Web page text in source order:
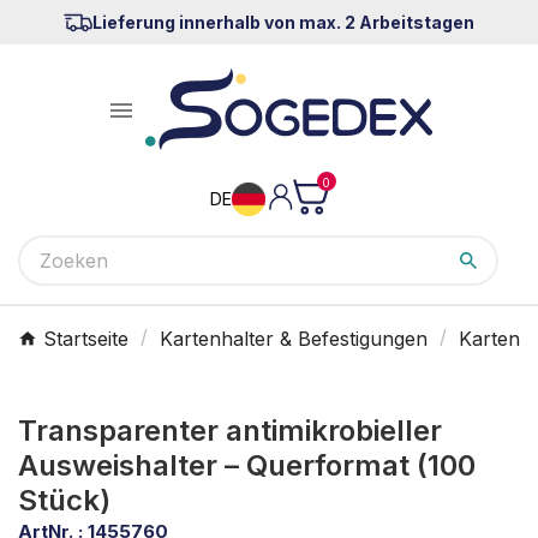
Lieferung innerhalb von max. 2 Arbeitstagen

DE
0
Startseite Kartenhalter & Befestigungen
Transparenter antimikrobieller
Ausweishalter – Querformat (100
Stück)
ArtNr. : 1455760